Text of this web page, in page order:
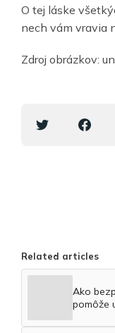
O tej láske
nech vám vravia
Zdroj obrázkov:
Related articles
Ako
pomôže